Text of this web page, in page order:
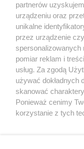
partnerów
urządzeniu oraz
unikalne
przez urządzenie
spersonalizowanych
pomiar reklam i
usług. Za zgodą
używać dokładnych
skanować
Ponieważ cenimy
korzystanie z tych